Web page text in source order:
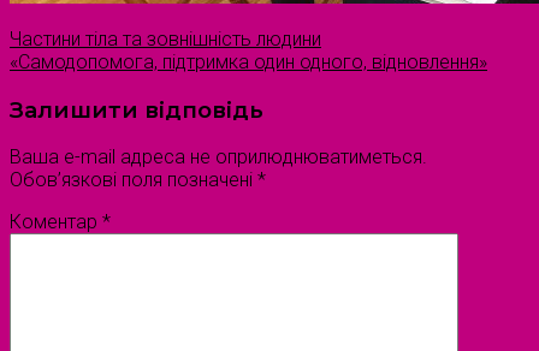
Частини тіла та зовнішність людини
«Самодопомога, підтримка один одного, відновлення»
Залишити відповідь
Ваша e-mail адреса не оприлюднюватиметься.
Обов’язкові поля позначені *
Коментар *